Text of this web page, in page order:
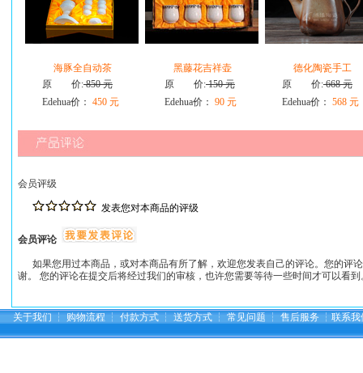
海豚全自动茶
原 价:850 元
Edehua价： 450 元
黑藤花吉祥壶
原 价:150 元
Edehua价： 90 元
德化陶瓷手工
原 价:668 元
Edehua价： 568 元
会员评级
发表您对本商品的评级
会员评论
如果您用过本商品，或对本商品有所了解，欢迎您发表自己的评论。您的评
谢。 您的评论在提交后将经过我们的审核，也许您需要等待一些时间才可以看
关于我们 ┆ 购物流程 ┆ 付款方式 ┆ 送货方式 ┆ 常见问题 ┆ 售后服务 ┆ 联系我